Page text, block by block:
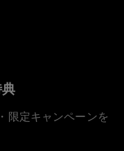
限定キャンペーンを